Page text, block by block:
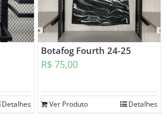
Detalhes
Botafog Fourth 24-25
R$ 75,00
Ver Produto Detalhes